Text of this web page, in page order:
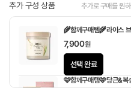
추가 구성 상품 추가로 구매를 원
🌾함께구매템🌾라이스
7,900원
선택 완료
🩷함께구매템🩷당근&복